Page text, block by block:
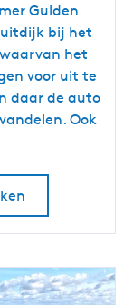
Gulden
bij het
het
voor uit te
daar de auto
Ook